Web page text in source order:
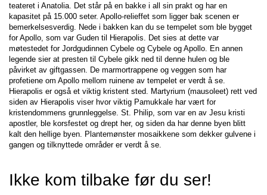
teateret i Anatolia. Det står på en bakke i all sin prakt og har en
kapasitet på 15.000 seter. Apollo-relieffet som ligger bak scenen er
bemerkelsesverdig. Nede i bakken kan du se tempelet som ble bygget
for Apollo, som var Guden til Hierapolis. Det sies at dette var
møtestedet for Jordgudinnen Cybele og Cybele og Apollo. En annen
legende sier at presten til Cybele gikk ned til denne hulen og ble
påvirket av giftgassen. De marmortrappene og veggen som har
profetiene om Apollo mellom ruinene av tempelet er verdt å se.
Hierapolis er også et viktig kristent sted. Martyrium (mausoleet) rett ved
siden av Hierapolis viser hvor viktig Pamukkale har vært for
kristendommens grunnleggelse. St. Philip, som var en av Jesu kristi
apostler, ble korsfestet og drept her, og siden da har denne byen blitt
kalt den hellige byen. Plantemønster mosaikkene som dekker gulvene i
gangen og tilknyttede områder er verdt å se.
Ikke kom tilbake før du ser!